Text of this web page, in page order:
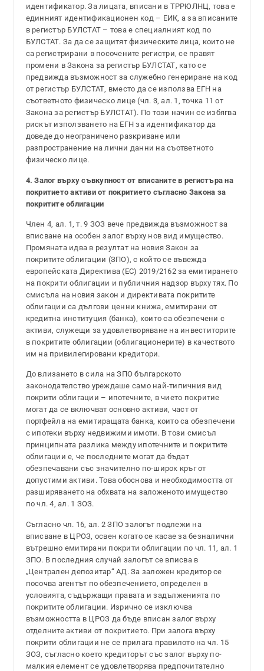
идентификатор. За лицата, вписани в ТРРЮЛНЦ, това е
единният идентификационен код – ЕИК, а за вписаните
в регистър БУЛСТАТ – това е специалният код по
БУЛСТАТ. За да се защитят физическите лица, които не
са регистрирани в посочените регистри, се правят
промени в Закона за регистър БУЛСТАТ, като се
предвижда възможност за служебно генериране на код
от регистър БУЛСТАТ, вместо да се използва ЕГН на
съответното физическо лице (чл. 3, ал. 1, точка 11 от
Закона за регистър БУЛСТАТ). По този начин се избягва
рискът използването на ЕГН за идентификатор да
доведе до неограничено разкриване или
разпространение на лични данни на съответното
физическо лице.
4. Залог върху съвкупност от вписаните в регистъра на
покритието активи от покритието съгласно Закона за
покритите облигации
Член 4, ал. 1, т. 9 ЗОЗ вече предвижда възможност за
вписване на особен залог върху нов вид имущество.
Промяната идва в резултат на новия Закон за
покритите облигации (ЗПО), с който се въвежда
европейската Директива (ЕС) 2019/2162 за емитирането
на покрити облигации и публичния надзор върху тях. По
смисъла на новия закон и директивата покритите
облигации са дългови ценни книжа, емитирани от
кредитна институция (банка), които са обезпечени с
активи, служещи за удовлетворяване на инвеститорите
в покритите облигации (облигационерите) в качеството
им на привилегировани кредитори.
До влизането в сила на ЗПО българското
законодателство уреждаше само най-типичния вид
покрити облигации – ипотечните, в чието покритие
могат да се включват основно активи, част от
портфейла на емитиращата банка, които са обезпечени
с ипотеки върху недвижими имоти. В този смисъл
принципната разлика между ипотечните и покритите
облигации е, че последните могат да бъдат
обезпечавани със значително по-широк кръг от
допустими активи. Това обоснова и необходимостта от
разширяването на обхвата на заложеното имущество
по чл. 4, ал. 1 ЗОЗ.
Съгласно чл. 16, ал. 2 ЗПО залогът подлежи на
вписване в ЦРОЗ, освен когато се касае за безналични
вътрешно емитирани покрити облигации по чл. 11, ал. 1
ЗПО. В последния случай залогът се вписва в
„Централен депозитар“ АД. За заложен кредитор се
посочва агентът по обезпечението, определен в
условията, съдържащи правата и задълженията по
покритите облигации. Изрично се изключва
възможността в ЦРОЗ да бъде вписан залог върху
отделните активи от покритието. При залога върху
покрити облигации не се прилага правилото на чл. 15
ЗОЗ, съгласно което кредиторът със залог върху по-
малкия елемент се удовлетворява предпочитателно